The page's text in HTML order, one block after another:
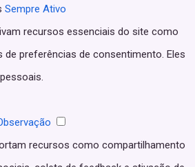
Sempre Ativo
recursos essenciais do site como
de preferências de consentimento. Eles
recursos como compartilhamento